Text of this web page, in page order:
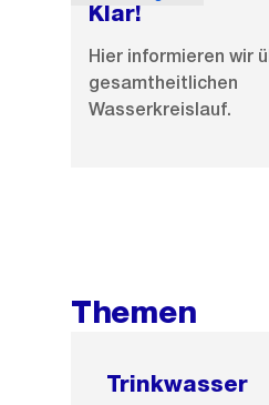
Klar!
Hier informieren wir
gesamtheitlichen
Wasserkreislauf.
Themen
Trinkwasser